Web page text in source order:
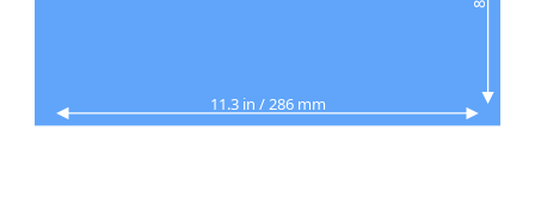
11.3 in / 286 mm